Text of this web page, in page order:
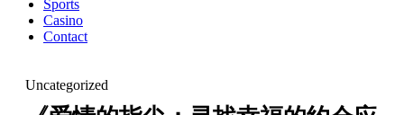
Sports
Casino
Contact
Uncategorized